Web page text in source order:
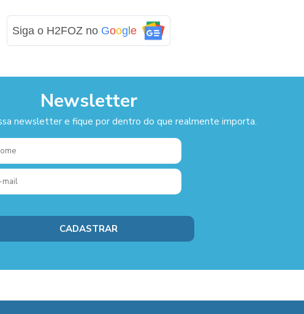
Siga o H2FOZ no Google
Newsletter
newsletter e fique por dentro do que realmente importa.